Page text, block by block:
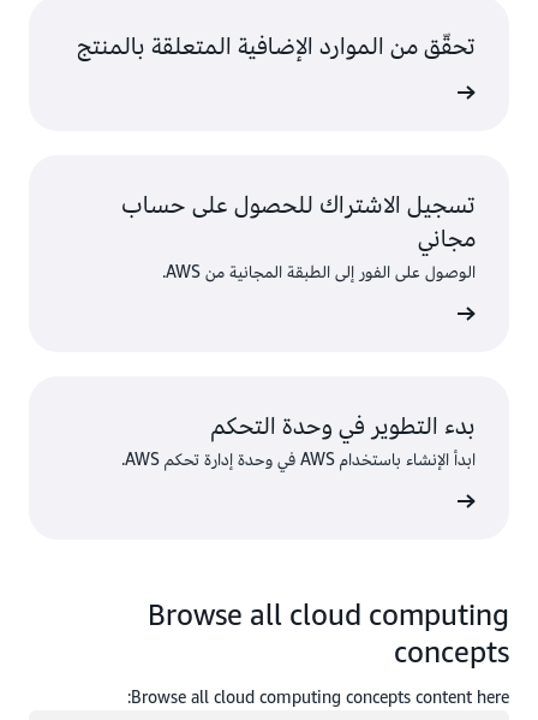
تحقّق من الموارد الإضافية المتعلقة بالمنتج
تسجيل الاشتراك للحصول على حساب
مجاني
الوصول على الفور إلى الطبقة المجانية من AWS.
بدء التطوير في وحدة التحكم
ابدأ الإنشاء باستخدام AWS في وحدة إدارة تحكم AWS.
Browse all cloud computing
concepts
Browse all cloud computing concepts content here: